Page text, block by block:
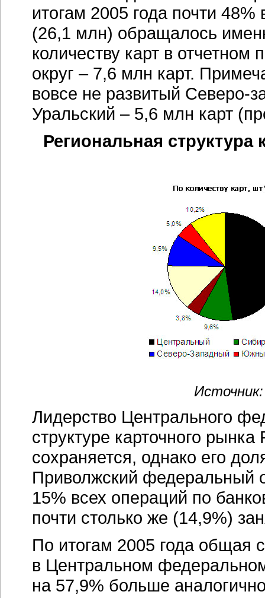
итогам 2005 года почти
(26,1 млн) обращалось
количеству карт в
округ – 7,6 млн карт.
вовсе не развитый Северо-
Уральский – 5,6 млн карт
Региональная
Лидерство Центрального
структуре карточного
сохраняется, однако его
Приволжский федеральный
15% всех операций по
почти столько же (14,9%)
По итогам 2005 года общая
в Центральном
на 57,9% больше